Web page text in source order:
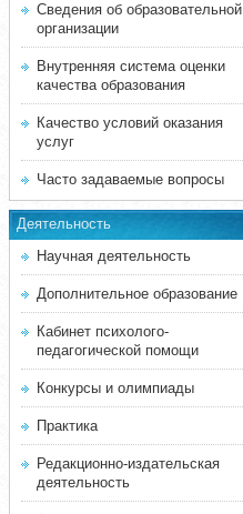
Сведения об образовательной
организации
Внутренняя система оценки
качества образования
Качество условий оказания
услуг
Часто задаваемые вопросы
Деятельность
Научная деятельность
Дополнительное образование
Кабинет психолого-
педагогической помощи
Конкурсы и олимпиады
Практика
Редакционно-издательская
деятельность